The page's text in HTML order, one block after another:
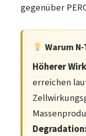
gegenüber
Warum N-
Höherer
erreichen
Degradation: